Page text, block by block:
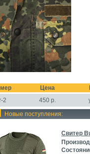
Цена
2
450 р.
Новые поступления:
Свитер